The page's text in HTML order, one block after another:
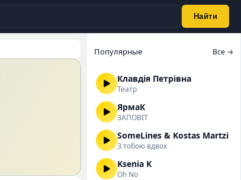
Найти
Популярные Все →
Клавдія Петрівна
Театр
ЯрмаК
ЗАПОВІТ
SomeLines & Kostas Martzi
З тобою вдвох
Ksenia K
Oh No